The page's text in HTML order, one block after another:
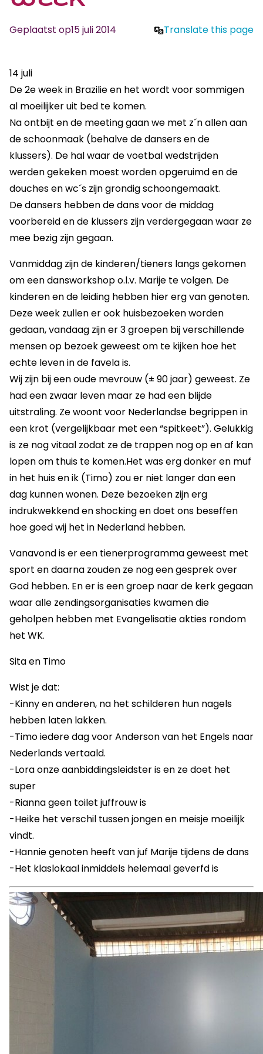
Geplaatst op15 juli 2014 Translate this page
14 juli
De 2e week in Brazilie en het wordt voor sommigen
al moeilijker uit bed te komen.
Na ontbijt en de meeting gaan we met z´n allen aan
de schoonmaak (behalve de dansers en de
klussers). De hal waar de voetbal wedstrijden
werden gekeken moest worden opgeruimd en de
douches en wc´s zijn grondig schoongemaakt.
De dansers hebben de dans voor de middag
voorbereid en de klussers zijn verdergegaan waar ze
mee bezig zijn gegaan.
Vanmiddag zijn de kinderen/tieners langs gekomen
om een dansworkshop o.l.v. Marije te volgen. De
kinderen en de leiding hebben hier erg van genoten.
Deze week zullen er ook huisbezoeken worden
gedaan, vandaag zijn er 3 groepen bij verschillende
mensen op bezoek geweest om te kijken hoe het
echte leven in de favela is.
Wij zijn bij een oude mevrouw (± 90 jaar) geweest. Ze
had een zwaar leven maar ze had een blijde
uitstraling. Ze woont voor Nederlandse begrippen in
een krot (vergelijkbaar met een “spitkeet”). Gelukkig
is ze nog vitaal zodat ze de trappen nog op en af kan
lopen om thuis te komen.Het was erg donker en muf
in het huis en ik (Timo) zou er niet langer dan een
dag kunnen wonen. Deze bezoeken zijn erg
indrukwekkend en shocking en doet ons beseffen
hoe goed wij het in Nederland hebben.
Vanavond is er een tienerprogramma geweest met
sport en daarna zouden ze nog een gesprek over
God hebben. En er is een groep naar de kerk gegaan
waar alle zendingsorganisaties kwamen die
geholpen hebben met Evangelisatie akties rondom
het WK.
Sita en Timo
Wist je dat:
-Kinny en anderen, na het schilderen hun nagels
hebben laten lakken.
-Timo iedere dag voor Anderson van het Engels naar
Nederlands vertaald.
-Lora onze aanbiddingsleidster is en ze doet het
super
-Rianna geen toilet juffrouw is
-Heike het verschil tussen jongen en meisje moeilijk
vindt.
-Hannie genoten heeft van juf Marije tijdens de dans
-Het klaslokaal inmiddels helemaal geverfd is